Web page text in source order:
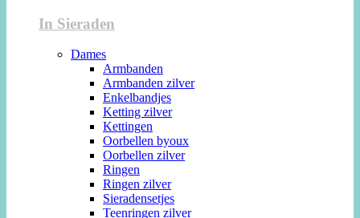
In Sieraden
Dames
Armbanden
Armbanden zilver
Enkelbandjes
Ketting zilver
Kettingen
Oorbellen byoux
Oorbellen zilver
Ringen
Ringen zilver
Sieradensetjes
Teenringen zilver